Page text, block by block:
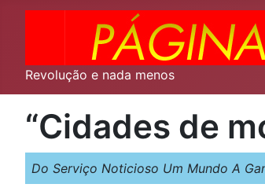
Revolução e nada menos
“Cidades de
Do Serviço Noticioso Um Mundo A